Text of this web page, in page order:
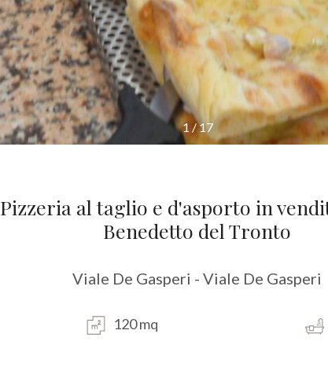
1 /17
Pizzeria al taglio e d'asporto in
Benedetto del Tronto
Viale De Gasperi - Viale De Gasperi
120 mq